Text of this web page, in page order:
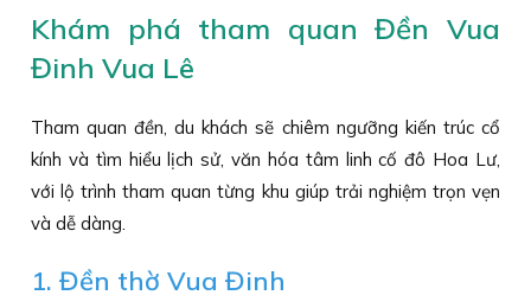
Khám phá tham quan Đền Vua
Đinh Vua Lê
Tham quan đền, du khách sẽ chiêm ngưỡng kiến trúc cổ
kính và tìm hiểu lịch sử, văn hóa tâm linh cố đô Hoa Lư,
với lộ trình tham quan từng khu giúp trải nghiệm trọn vẹn
và dễ dàng.
1. Đền thờ Vua Đinh